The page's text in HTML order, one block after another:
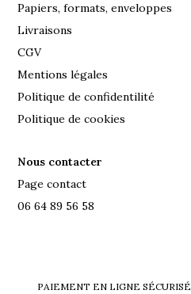
Papiers, formats, enveloppes
Livraisons
CGV
Mentions légales
Politique de confidentilité
Politique de cookies
Nous contacter
Page contact
06 64 89 56 58
PAIEMENT EN LIGNE SÉCURISÉ